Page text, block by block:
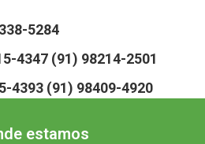
5284
4347 (91) 98214-2501
4393 (91) 98409-4920
estamos